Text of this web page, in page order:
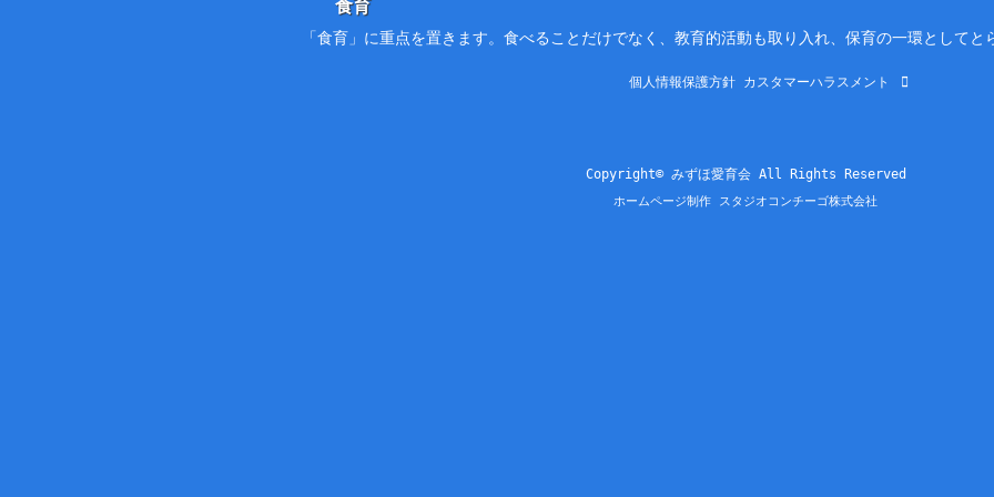
食育
「食育」に重点を置きます。食べることだけでなく、教育的活動も取り入れ、保育の一環としてと
個人情報保護方針 カスタマーハラスメント
Copyright© みずほ愛育会 All Rights Reserved
ホームページ制作 スタジオコンチーゴ株式会社